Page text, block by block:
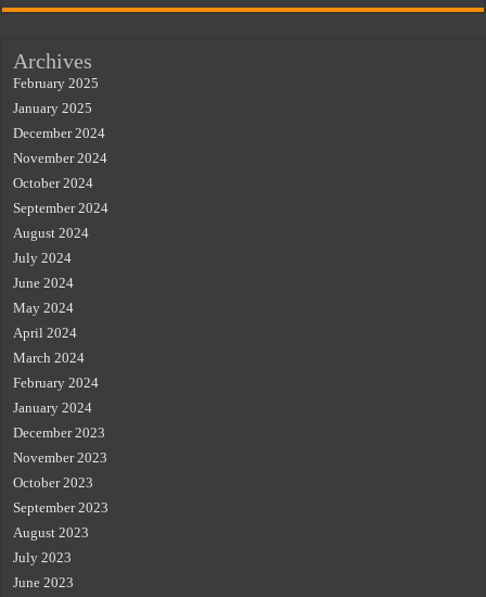
Archives
February 2025
January 2025
December 2024
November 2024
October 2024
September 2024
August 2024
July 2024
June 2024
May 2024
April 2024
March 2024
February 2024
January 2024
December 2023
November 2023
October 2023
September 2023
August 2023
July 2023
June 2023